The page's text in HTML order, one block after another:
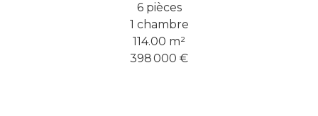
6 pièces
1 chambre
114.00 m²
398 000 €